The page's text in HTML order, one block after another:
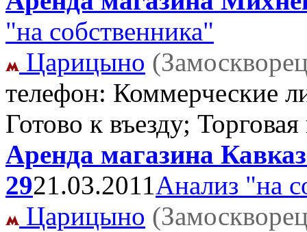
"на собственника"
Царицыно
телефон: Коммерческие
Готово к въезду;
Аренда магазина
2921.03.2011Анализ "на
Царицыно